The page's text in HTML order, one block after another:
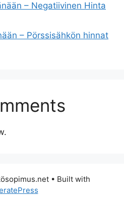
– Negatiivinen Hinta
– Pörssisähkön hinnat
• Built with